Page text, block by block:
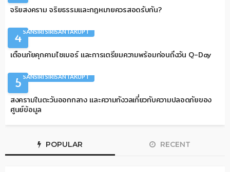
จริยสงคราม จริยธรรมและกฎหมายควรสอดรับกัน?
4 SANSIRI SIRISANTAKUPT
เตือนภัยคุกคามไซเบอร์ และการเตรียมความพร้อมก่อนถึงวัน Q-Day
5 SANSIRI SIRISANTAKUPT
สงครามในตะวันออกกลาง และความกังวลเกี่ยวกับความปลอดภัยของ
ศูนย์ข้อมูล
POPULAR RECENT